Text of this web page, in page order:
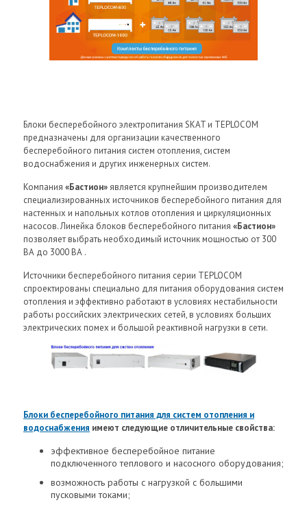
Блоки бесперебойного электропитания SKAT и TEPLOCOM
предназначены для организации качественного
бесперебойного питания систем отопления, систем
водоснабжения и других инженерных систем.
Компания «Бастион»является крупнейшим производителем
специализированных источников бесперебойного питания для
настенных и напольных котлов отопления и циркуляционных
насосов. Линейка блоков бесперебойного питания «Бастион»
позволяет выбрать необходимый источник мощностью от 300
ВА до 3000 ВА .
Источники бесперебойного питания серии TEPLOCOM
спроектированы специально для питания оборудования систем
отопления и эффективно работают в условиях нестабильности
работы российских электрических сетей, в условиях больших
электрических помех и большой реактивной нагрузки в сети.
Блоки бесперебойного питания для систем отопления и
водоснабжения имеют следующие отличительные свойства:
эффективное бесперебойное питание
подключенного теплового и насосного оборудования;
возможность работы с нагрузкой с большими
пусковыми токами;